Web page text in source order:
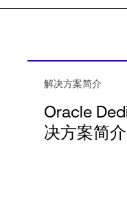
专业知识和资源
解决方案简介
Oracle
决方案简介